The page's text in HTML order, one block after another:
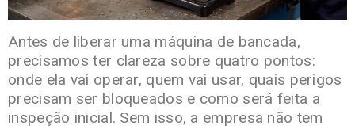
Antes de liberar uma máquina de bancada,
precisamos ter clareza sobre quatro pontos:
onde ela vai operar, quem vai usar, quais perigos
precisam ser bloqueados e como será feita a
inspeção inicial. Sem isso, a empresa não tem